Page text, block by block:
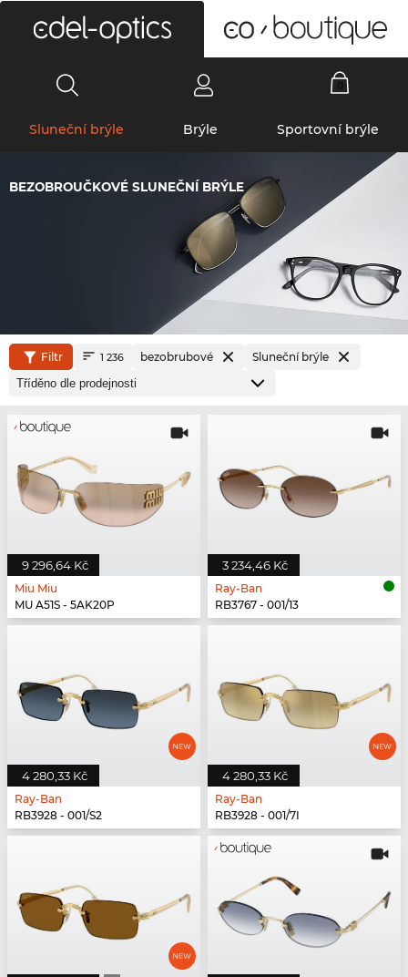
Sluneční brýle Brýle Sportovní brýle
BEZOBROUČKOVÉ SLUNEČNÍ BRÝLE
Filtr 1 236 bezobrubové Sluneční brýle
9 296,64 Kč
Miu Miu
MU A51S - 5AK20P
3 234,46 Kč
Ray-Ban
RB3767 - 001/13
4 280,33 Kč
Ray-Ban
RB3928 - 001/S2
4 280,33 Kč
Ray-Ban
RB3928 - 001/7I